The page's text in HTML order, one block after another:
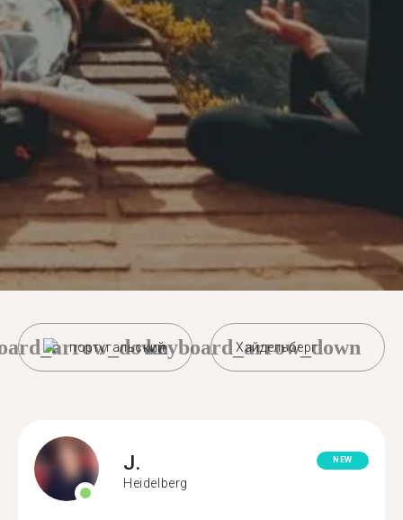
португальский Хайдельберг
keyboard_arrow_down
J.
Heidelberg
NEW